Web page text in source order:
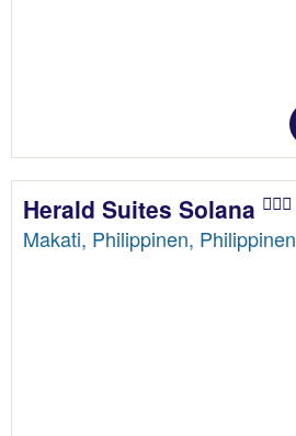
Herald Suites Solana
Makati, Philippinen, Philippinen